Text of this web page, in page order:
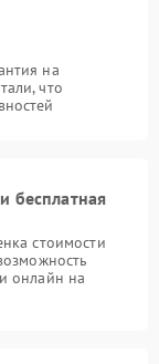
на
что
бесплатная
стоимости
онлайн на